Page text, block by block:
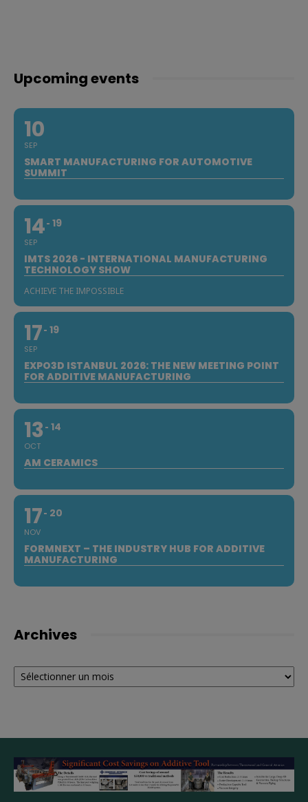
Upcoming events
10
SEP
SMART MANUFACTURING FOR AUTOMOTIVE
SUMMIT
14
SEP
19
IMTS 2026 - INTERNATIONAL MANUFACTURING
TECHNOLOGY SHOW
ACHIEVE THE IMPOSSIBLE
17
SEP
19
EXPO3D ISTANBUL 2026: THE NEW MEETING POINT
FOR ADDITIVE MANUFACTURING
13
OCT
14
AM CERAMICS
17
NOV
20
FORMNEXT – THE INDUSTRY HUB FOR ADDITIVE
MANUFACTURING
Archives
Archives